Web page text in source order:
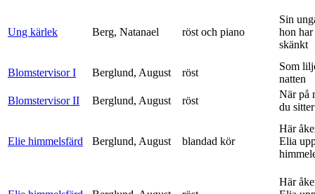
Ung kärlek Berg, Natanael röst och piano
Sin
hon
skänkt
Blomstervisor I Berglund, August röst
Som
natten
Blomstervisor II
Berglund, August röst
När på
du sitter
Elie himmelsfärd Berglund, August blandad kör
Här
Elia
Här